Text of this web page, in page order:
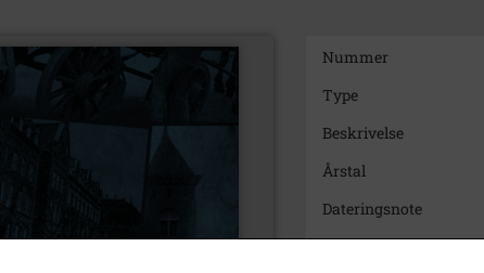
Nummer
Type
Beskrivelse
Årstal
Dateringsnote
Fotograf